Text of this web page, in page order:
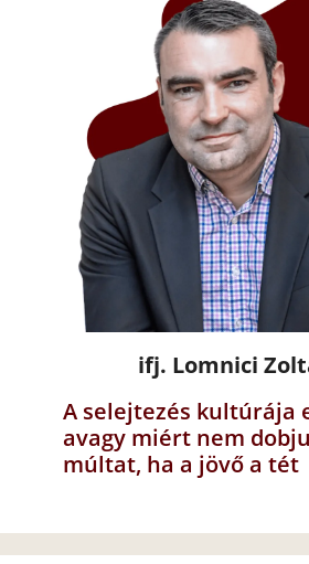
ifj. Lomnici
A selejtezés kultúrája
avagy miért nem
múltat, ha a jövő a tét